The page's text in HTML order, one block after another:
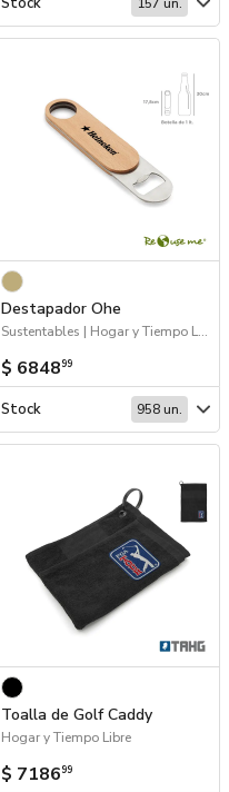
157 un.
Destapador Ohe
Sustentables | Hogar y Tiempo Libre
$ 684899
Stock 958 un.
Toalla de Golf Caddy
Hogar y Tiempo Libre
$ 718699